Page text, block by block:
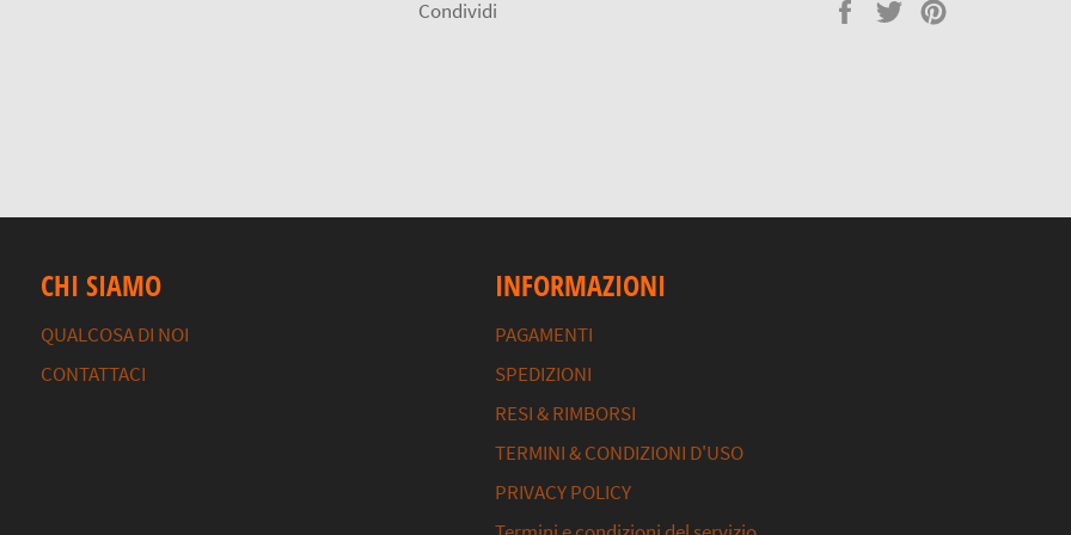
Condividi
Condividi
Twitta
CHI SIAMO
QUALCOSA DI NOI
CONTATTACI
INFORMAZIONI
PAGAMENTI
SPEDIZIONI
RESI & RIMBORSI
TERMINI & CONDIZIONI D'USO
PRIVACY POLICY